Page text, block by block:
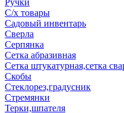
Ручки
С/х товары
Садовый инвентарь
Сверла
Серпянка
Сетка абразивная
Сетка штукатурная,сетка
Скобы
Стеклорез,градусник
Стремянки
Терки,шпателя